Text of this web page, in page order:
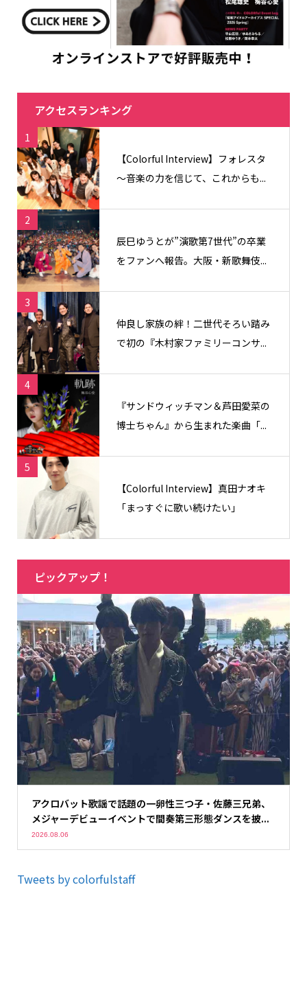
アクセスランキング
1
【Colorful Interview】フォレスタ
〜音楽の力を信じて、これからも...
2
辰巳ゆうとが”演歌第7世代”の卒業
をファンへ報告。大阪・新歌舞伎...
3
仲良し家族の絆！二世代そろい踏み
で初の『木村家ファミリーコンサ...
4
『サンドウィッチマン＆芦田愛菜の
博士ちゃん』から生まれた楽曲「...
5
【Colorful Interview】真田ナオキ
「まっすぐに歌い続けたい」
ピックアップ！
アクロバット歌謡で話題の一卵性三つ子・佐藤三兄弟、
メジャーデビューイベントで間奏第三形態ダンスを披...
2026.08.06
Tweets by colorfulstaff